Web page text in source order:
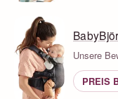
Unsere
PREIS